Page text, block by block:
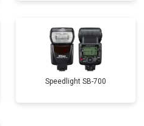
Speedlight SB-700